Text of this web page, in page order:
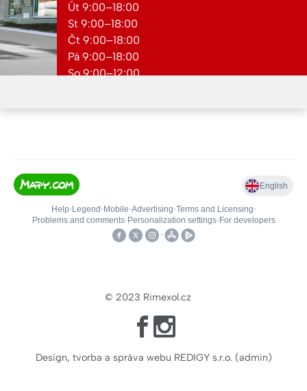
Út 9:00–18:00
St 9:00–18:00
Čt 9:00–18:00
Pá 9:00–18:00
So 9:00–12:00
© 2023 Rimexol.cz
Design, tvorba a správa webu REDIGY s.r.o.(admin)